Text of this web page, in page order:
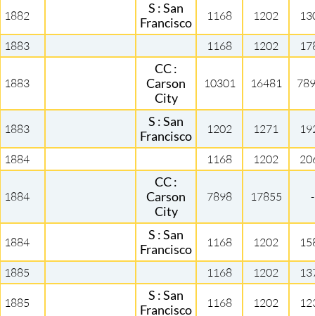
1882
S : San
Francisco
1168 1202
1883 1168 1202
1883
CC :
Carson
City
10301 16481
1883
S : San
Francisco
1202 1271
1884 1168 1202
1884
CC :
Carson
City
7898 17855 -
1884
S : San
Francisco
1168 1202
1885 1168 1202
1885
S : San
Francisco
1168 1202